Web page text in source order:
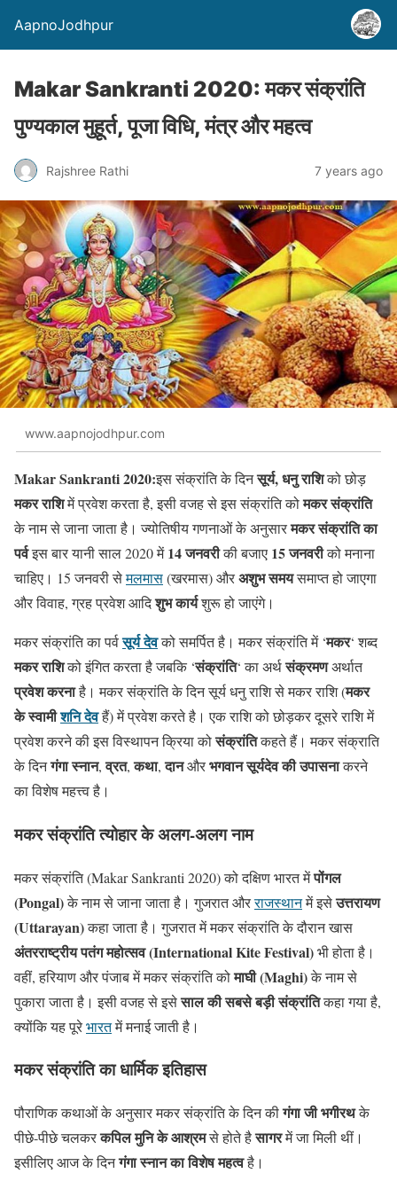
AapnoJodhpur
Makar Sankranti 2020: मकर संक्रांति
पुण्यकाल मुहूर्त, पूजा विधि, मंत्र और महत्व
Rajshree Rathi 7 years ago
www.aapnojodhpur.com
Makar Sankranti 2020:इस संक्रांति के दिनसूर्य,धनु राशिको छोड़
मकर राशिमें प्रवेश करता है, इसी वजह से इस संक्रांति कोमकर संक्रांति
के नाम से जाना जाता है। ज्योतिषीय गणनाओं के अनुसारमकर संक्रांति का
पर्वइस बार यानी साल 2020 में14 जनवरीकी बजाए 15 जनवरीको मनाना
चाहिए। 15 जनवरी सेमलमास(खरमास) औरअशुभ समयसमाप्त हो जाएगा
और विवाह, ग्रह प्रवेश आदिशुभ कार्यशुरू हो जाएंगे।
मकर संक्रांति का पर्वसूर्य देवको समर्पित है। मकर संक्रांति में ‘मकर‘ शब्द
मकर राशिको इंगित करता है जबकि ‘संक्रांति‘ का अर्थसंक्रमणअर्थात
प्रवेश करनाहै। मकर संक्रांति के दिन सूर्य धनु राशि से मकर राशि (मकर
के स्वामीशनि देवहैं) में प्रवेश करते है। एक राशि को छोड़कर दूसरे राशि में
प्रवेश करने की इस विस्थापन क्रिया कोसंक्रांतिकहते हैं। मकर संक्राति
के दिनगंगा स्नान,व्रत,कथा,दानऔरभगवान सूर्यदेव की उपासनाकरने
का विशेष महत्त्व है।
मकर संक्रांति त्योहार केअलग-अलग नाम
मकर संक्रांति (Makar Sankranti 2020) को दक्षिण भारत मेंपोंगल
(Pongal)के नाम से जाना जाता है। गुजरात औरराजस्थानमें इसेउत्तरायण
(Uttarayan)कहा जाता है। गुजरात में मकर संक्रांति के दौरान खास
अंतरराष्ट्रीय पतंग महोत्सव (International Kite Festival)भी होता है।
वहीं, हरियाण और पंजाब में मकर संक्रांति कोमाघी (Maghi)के नाम से
पुकारा जाता है। इसी वजह से इसेसाल की सबसे बड़ी संक्रांतिकहा गया है,
क्योंकि यह पूरेभारतमें मनाई जाती है।
मकर संक्रांति का धार्मिक इतिहास
पौराणिक कथाओं के अनुसार मकर संक्रांति के दिन कीगंगा जीभगीरथके
पीछे-पीछे चलकरकपिल मुनि के आश्रमसे होते हैसागरमें जा मिली थीं।
इसीलिए आज के दिनगंगा स्नान का विशेष महत्वहै।